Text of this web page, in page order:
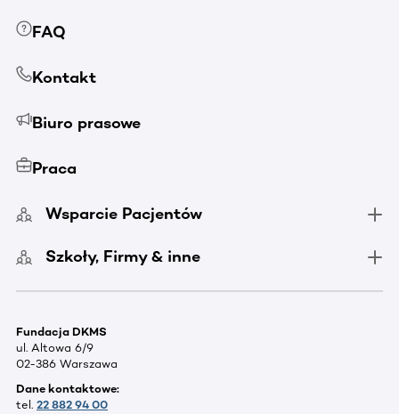
FAQ
Kontakt
Biuro prasowe
Praca
Wsparcie Pacjentów
Szkoły, Firmy & inne
Fundacja DKMS
ul. Altowa 6/9
02-386 Warszawa
Dane kontaktowe:
tel. 22 882 94 00